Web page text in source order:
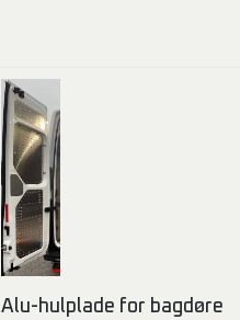
Alu-hulplade for bagdøre